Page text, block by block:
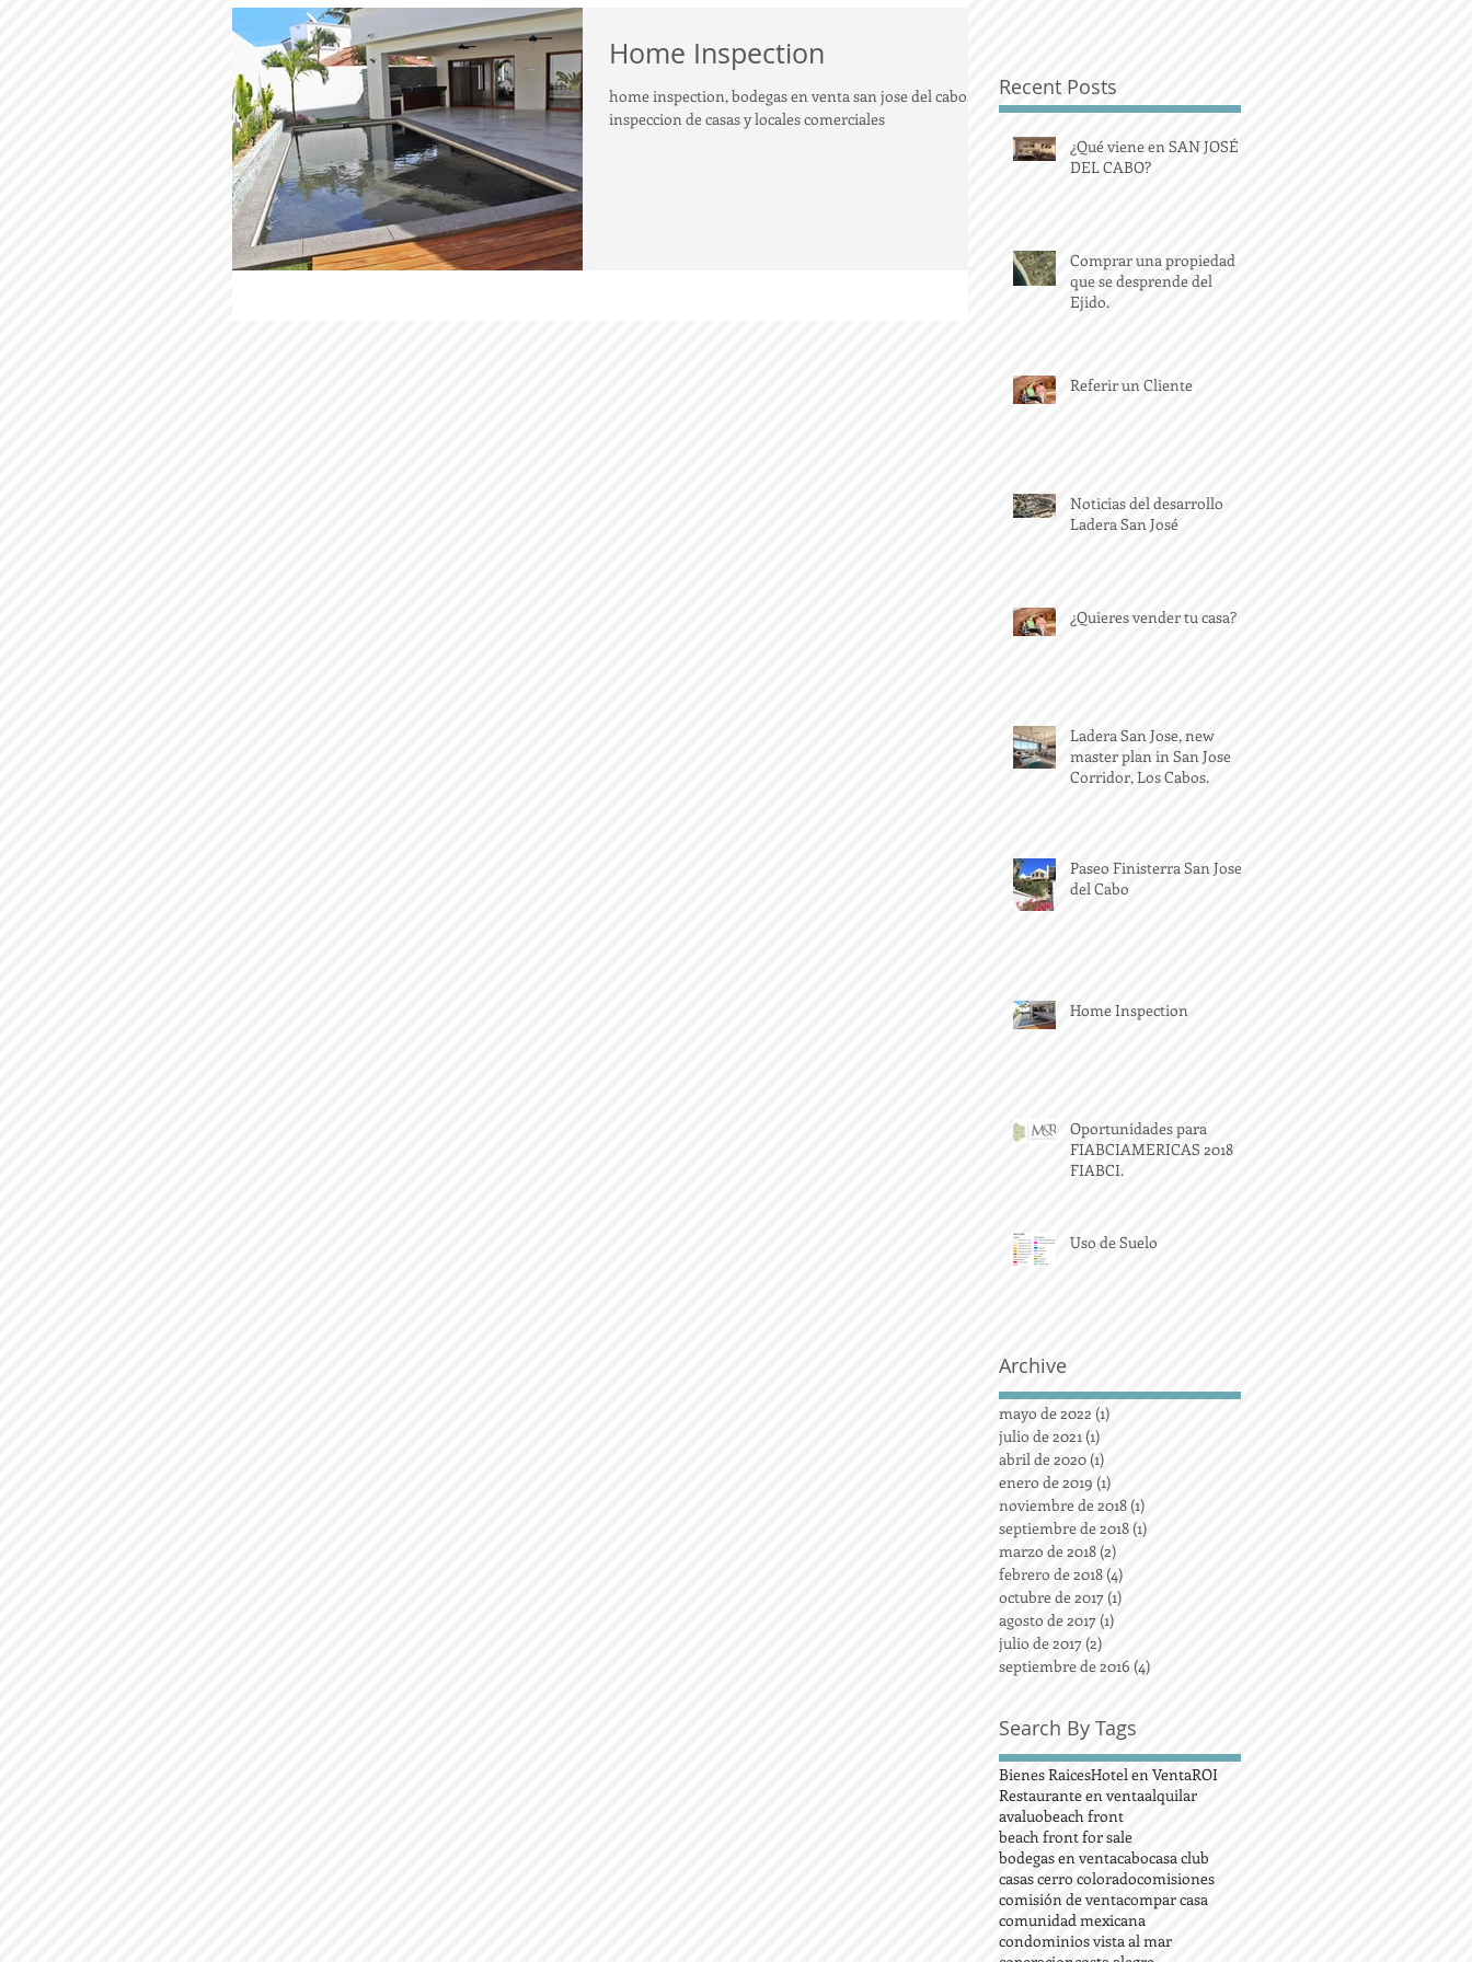
Home Inspection
home inspection, bodegas en venta san jose del cabo,
inspeccion de casas y locales comerciales
Recent Posts
¿Qué viene en SAN JOSÉ
DEL CABO?
Comprar una propiedad
que se desprende del
Ejido.
Referir un Cliente
Noticias del desarrollo
Ladera San José
¿Quieres vender tu casa?
Ladera San Jose, new
master plan in San Jose
Corridor, Los Cabos.
Paseo Finisterra San Jose
del Cabo
Home Inspection
Oportunidades para
FIABCIAMERICAS 2018
FIABCI.
Uso de Suelo
Archive
mayo de 2022 (1)
julio de 2021(1)
abril de 2020(1)
enero de 2019 (1)
noviembre de 2018 (1)
septiembre de 2018(1)
marzo de 2018 (2)
febrero de 2018(4)
octubre de 2017 (1)
agosto de 2017 (1)
julio de 2017(2)
septiembre de 2016 (4)
Search By Tags
Bienes RaicesHotel en VentaROI
Restaurante en ventaalquilar
avaluobeach front
beach front for sale
bodegas en ventacabocasa club
casas cerro coloradocomisiones
comisión de ventacompar casa
comunidad mexicana
condominios vista al mar